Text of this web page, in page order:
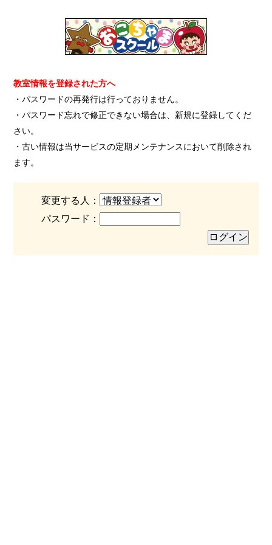
教室情報を登録された方へ
・パスワードの再発行は行っておりません。
・パスワード忘れで修正できない場合は、新規に登録してくだ
さい。
・古い情報は当サービスの定期メンテナンスにおいて削除され
ます。
変更する人：
パスワード：